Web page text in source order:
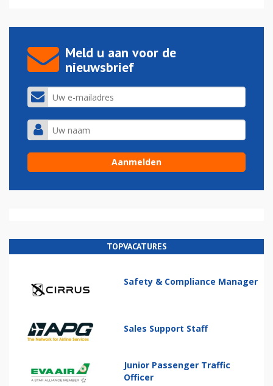
Meld u aan voor de
nieuwsbrief
TOPVACATURES
Safety & Compliance Manager
Sales Support Staff
Junior Passenger Traffic
Officer